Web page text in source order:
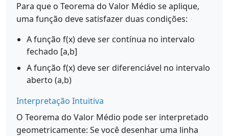
Para que o Teorema do Valor Médio se aplique,
uma função deve satisfazer duas condições:
A função f(x) deve ser contínua no intervalo
fechado [a,b]
A função f(x) deve ser diferenciável no intervalo
aberto (a,b)
Interpretação Intuitiva
O Teorema do Valor Médio pode ser interpretado
geometricamente: Se você desenhar uma linha